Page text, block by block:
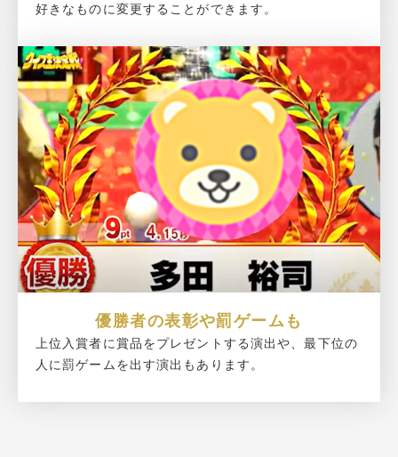
好きなものに変更することができます。
優勝者の表彰や罰ゲームも
上位入賞者に賞品をプレゼントする演出や、最下位の
人に罰ゲームを出す演出もあります。